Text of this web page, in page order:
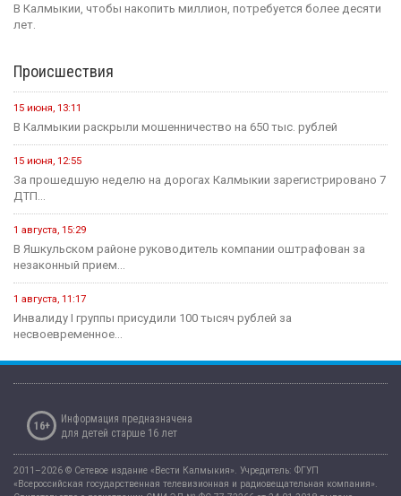
В Калмыкии, чтобы накопить миллион, потребуется более десяти
лет.
Происшествия
15 июня, 13:11
В Калмыкии раскрыли мошенничество на 650 тыс. рублей
15 июня, 12:55
За прошедшую неделю на дорогах Калмыкии зарегистрировано 7
ДТП...
1 августа, 15:29
В Яшкульском районе руководитель компании оштрафован за
незаконный прием...
1 августа, 11:17
Инвалиду I группы присудили 100 тысяч рублей за
несвоевременное...
16+
Информация предназначена
для детей старше 16 лет
2011–2026 © Сетевое издание «Вести Калмыкия». Учредитель: ФГУП
«Всероссийская государственная телевизионная и радиовещательная компания».